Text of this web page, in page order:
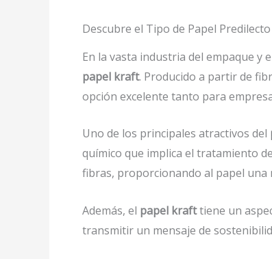
Descubre el Tipo de Papel
En la vasta industria del empaque y
papel kraft. Producido a partir de
opción excelente tanto para
Uno de los principales atractivos del
químico que implica el tratamiento
fibras, proporcionando al papel una
Además, el papel krafttiene un
transmitir un mensaje de